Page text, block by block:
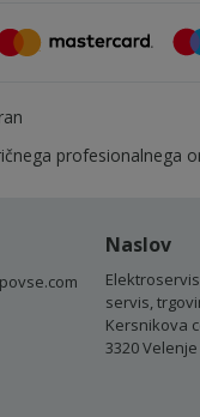
profesionalnega
Naslov
servis,
Kersnikova
3320 Velenje